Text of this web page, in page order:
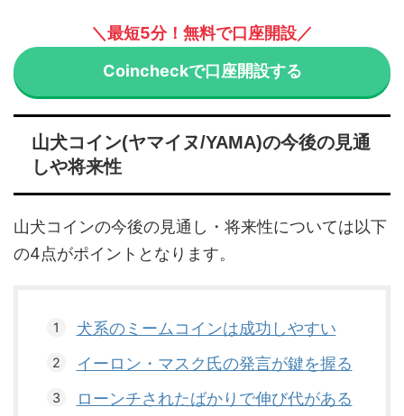
＼最短5分！無料で口座開設／
Coincheckで口座開設する
山犬コイン(ヤマイヌ/YAMA)の今後の見通
しや将来性
山犬コインの今後の見通し・将来性については以下
の4点がポイントとなります。
犬系のミームコインは成功しやすい
イーロン・マスク氏の発言が鍵を握る
ローンチされたばかりで伸び代がある